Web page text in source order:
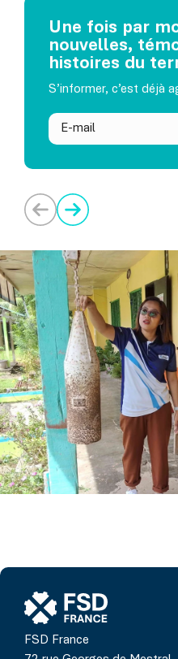
Une fois par
nouvelles,
histoires du
S’informer, c’est déjà
FSD France